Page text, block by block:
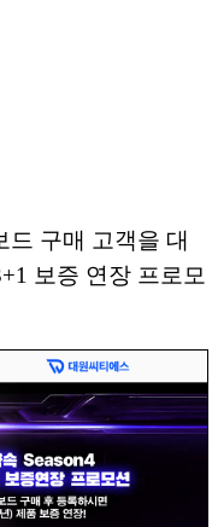
드 구매 고객을 대
보증 연장 프로모